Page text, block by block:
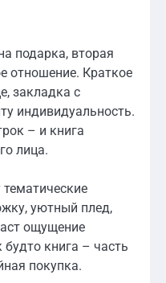
подарка, вторая
отношение. Краткое
закладка с
индивидуальность.
– и книга
лица.
уютный плед,
ощущение
книга – часть
покупка.